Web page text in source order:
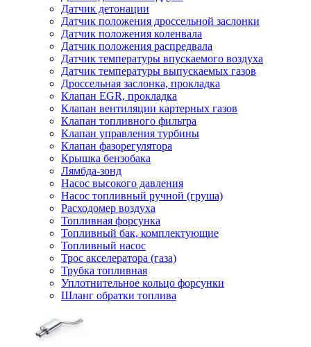
Датчик детонации
Датчик положения дроссельной заслонки
Датчик положения коленвала
Датчик положения распредвала
Датчик температуры впускаемого воздуха
Датчик температуры выпускаемых газов
Дроссельная заслонка, прокладка
Клапан EGR, прокладка
Клапан вентиляции картерных газов
Клапан топливного фильтра
Клапан управления турбины
Клапан фазорегулятора
Крышка бензобака
Лямбда-зонд
Насос высокого давления
Насос топливный ручной (груша)
Расходомер воздуха
Топливная форсунка
Топливный бак, комплектующие
Топливный насос
Трос акселератора (газа)
Трубка топливная
Уплотнительное кольцо форсунки
Шланг обратки топлива